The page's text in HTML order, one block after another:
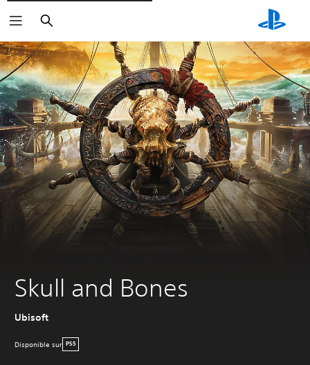
Rechercher
Skull and Bones
Ubisoft
Disponible sur PS5